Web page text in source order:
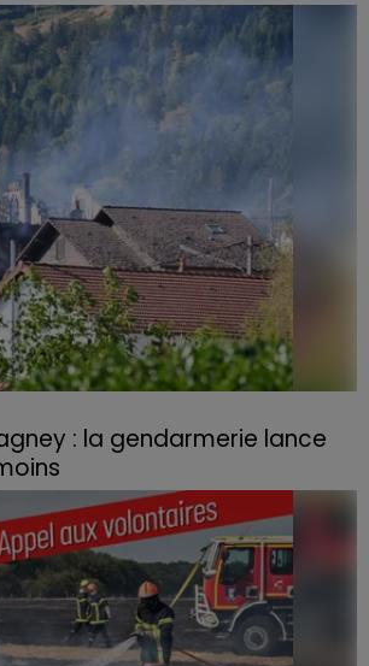
: la gendarmerie lance
haie avant de se propager au
avait détruit deux habitations et
d'une centaine de personnes.